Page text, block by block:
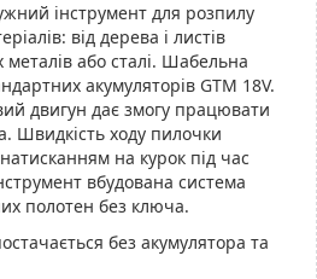
інструмент для розпилу
від дерева і листів
або сталі. Шабельна
акумуляторів GTM 18V.
двигун дає змогу працювати
Швидкість ходу пилочки
на курок під час
вбудована система
полотен без ключа.
без акумулятора та